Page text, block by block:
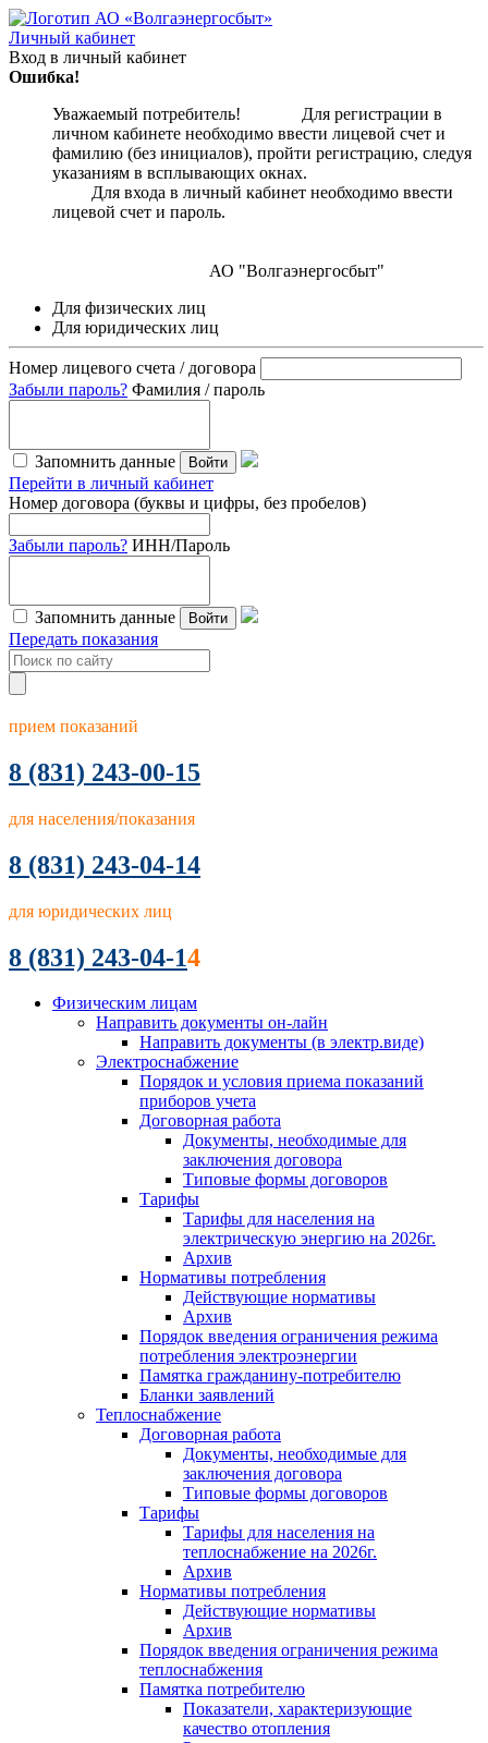
Личный кабинет
Вход в личный кабинет
Ошибка!
Уважаемый потребитель! Для регистрации в
личном кабинете необходимо ввести лицевой счет и
фамилию (без инициалов), пройти регистрацию, следуя
указаниям в всплывающих окнах.
Для входа в личный кабинет необходимо ввести
лицевой счет и пароль.
АО "Волгаэнергосбыт"
Для физических лиц
Для юридических лиц
Номер лицевого счета / договора
Забыли пароль? Фамилия / пароль
Запомнить данные Войти
Перейти в личный кабинет
Номер договора (буквы и цифры, без пробелов)
Забыли пароль? ИНН/Пароль
Запомнить данные Войти
Передать показания
прием показаний
8 (831) 243-00-15
для населения/показания
8 (831) 243-04-14
для юридических лиц
8 (831) 243-04-14
Физическим лицам
Направить документы он-лайн
Направить документы (в электр.виде)
Электроснабжение
Порядок и условия приема показаний
приборов учета
Договорная работа
Документы, необходимые для
заключения договора
Типовые формы договоров
Тарифы
Тарифы для населения на
электрическую энергию на 2026г.
Архив
Нормативы потребления
Действующие нормативы
Архив
Порядок введения ограничения режима
потребления электроэнергии
Памятка гражданину-потребителю
Бланки заявлений
Теплоснабжение
Договорная работа
Документы, необходимые для
заключения договора
Типовые формы договоров
Тарифы
Тарифы для населения на
теплоснабжение на 2026г.
Архив
Нормативы потребления
Действующие нормативы
Архив
Порядок введения ограничения режима
теплоснабжения
Памятка потребителю
Показатели, характеризующие
качество отопления